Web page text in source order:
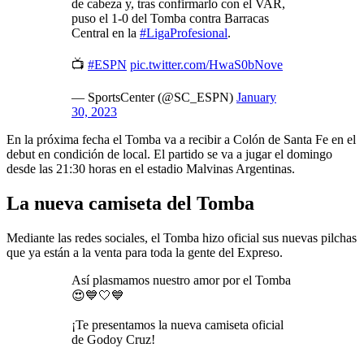
de cabeza y, tras confirmarlo con el VAR,
puso el 1-0 del Tomba contra Barracas
Central en la #LigaProfesional.
📺 #ESPN pic.twitter.com/HwaS0bNove
— SportsCenter (@SC_ESPN) January
30, 2023
En la próxima fecha el Tomba va a recibir a Colón de Santa Fe en el
debut en condición de local. El partido se va a jugar el domingo
desde las 21:30 horas en el estadio Malvinas Argentinas.
La nueva camiseta del Tomba
Mediante las redes sociales, el Tomba hizo oficial sus nuevas pilchas
que ya están a la venta para toda la gente del Expreso.
Así plasmamos nuestro amor por el Tomba
😍💙🤍💙
¡Te presentamos la nueva camiseta oficial
de Godoy Cruz!